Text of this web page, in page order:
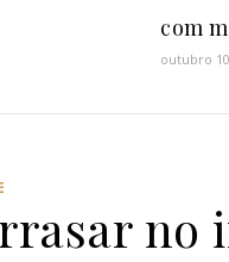
com
outubro
no